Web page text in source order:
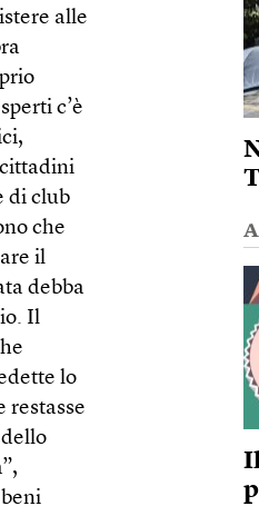
alle
c’è
di club
che
il
debba
Il
lo
restasse